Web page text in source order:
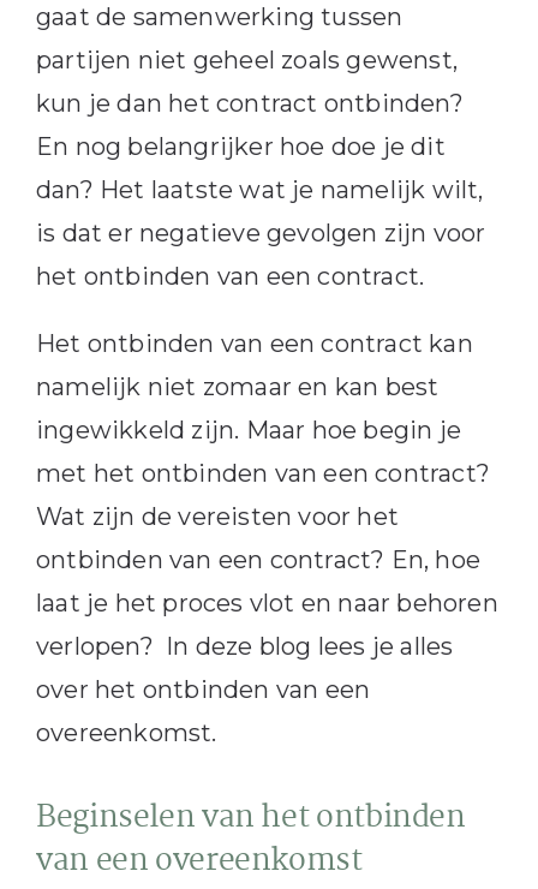
gaat de samenwerking tussen
partijen niet geheel zoals gewenst,
kun je dan het contract ontbinden?
En nog belangrijker hoe doe je dit
dan? Het laatste wat je namelijk wilt,
is dat er negatieve gevolgen zijn voor
het ontbinden van een contract.
Het ontbinden van een contract kan
namelijk niet zomaar en kan best
ingewikkeld zijn. Maar hoe begin je
met het ontbinden van een contract?
Wat zijn de vereisten voor het
ontbinden van een contract? En, hoe
laat je het proces vlot en naar behoren
verlopen? In deze blog lees je alles
over het ontbinden van een
overeenkomst.
Beginselen van het ontbinden
van een overeenkomst